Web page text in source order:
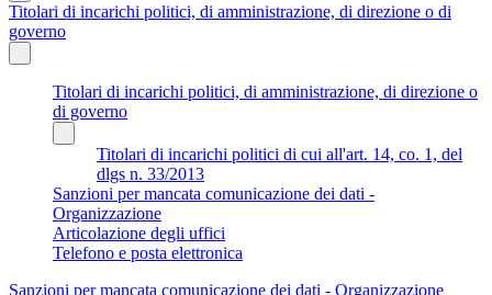
Titolari di incarichi politici, di amministrazione, di direzione o di
governo
Titolari di incarichi politici, di amministrazione, di direzione o
di governo
Titolari di incarichi politici di cui all'art. 14, co. 1, del
dlgs n. 33/2013
Sanzioni per mancata comunicazione dei dati -
Organizzazione
Articolazione degli uffici
Telefono e posta elettronica
Sanzioni per mancata comunicazione dei dati - Organizzazione